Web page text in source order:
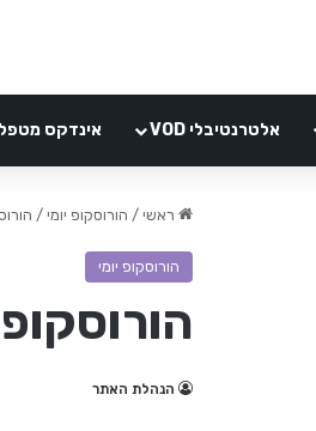
אלטרנטיבלי VOD אינדקס
ראשי / הורוסקופ יומי /
הורוסקופ יומי
הורוסקופ
הנהלת האתר